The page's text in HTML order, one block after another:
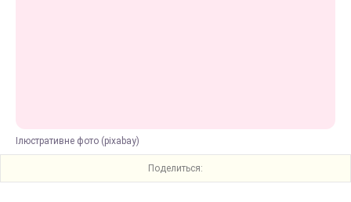
Ілюстративне фото (pixabay)
Поделиться: